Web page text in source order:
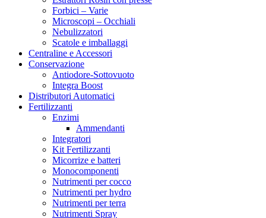
Forbici – Varie
Microscopi – Occhiali
Nebulizzatori
Scatole e imballaggi
Centraline e Accessori
Conservazione
Antiodore-Sottovuoto
Integra Boost
Distributori Automatici
Fertilizzanti
Enzimi
Ammendanti
Integratori
Kit Fertilizzanti
Micorrize e batteri
Monocomponenti
Nutrimenti per cocco
Nutrimenti per hydro
Nutrimenti per terra
Nutrimenti Spray